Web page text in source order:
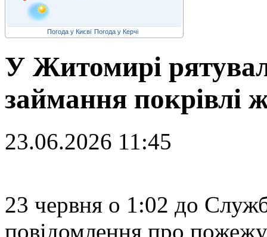
Погода у Києві Погода у Керчі
У Житомирі
займання покрівлі
23.06.2026 11:45
23 червня о 1:02 до
повідомлення про